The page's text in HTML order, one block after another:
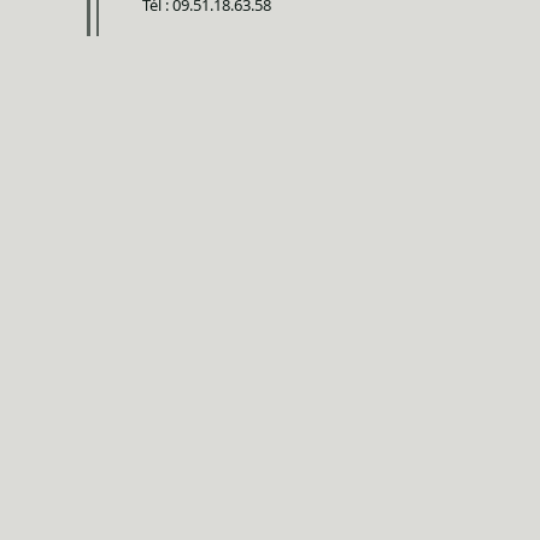
Tél : 09.51.18.63.58